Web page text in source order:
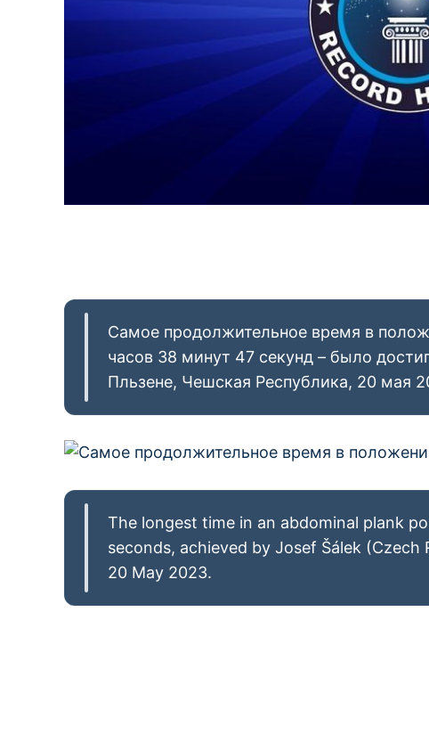
Самое продолжительное время в
часов 38 минут 47 секунд – было
Пльзене, Чешская Республика, 20 мая
The longest time in an abdominal plank
seconds, achieved by Josef Šálek (Czech
20 May 2023.